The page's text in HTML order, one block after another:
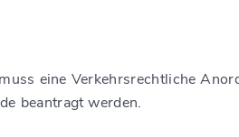
eine Verkehrsrechtliche
beantragt werden.